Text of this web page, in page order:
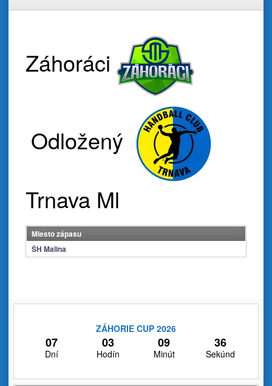
Záhoráci
Odložený
Trnava Ml
Miesto zápasu
ŠH Malina
ZÁHORIE CUP 2026
07
Dní
03
Hodín
09
Minút
36
Sekúnd